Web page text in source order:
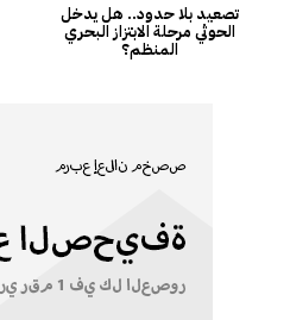
تصعيد بلا حدود.. هل يدخل
الحوثي مرحلة الابتزاز البحري
المنظم؟